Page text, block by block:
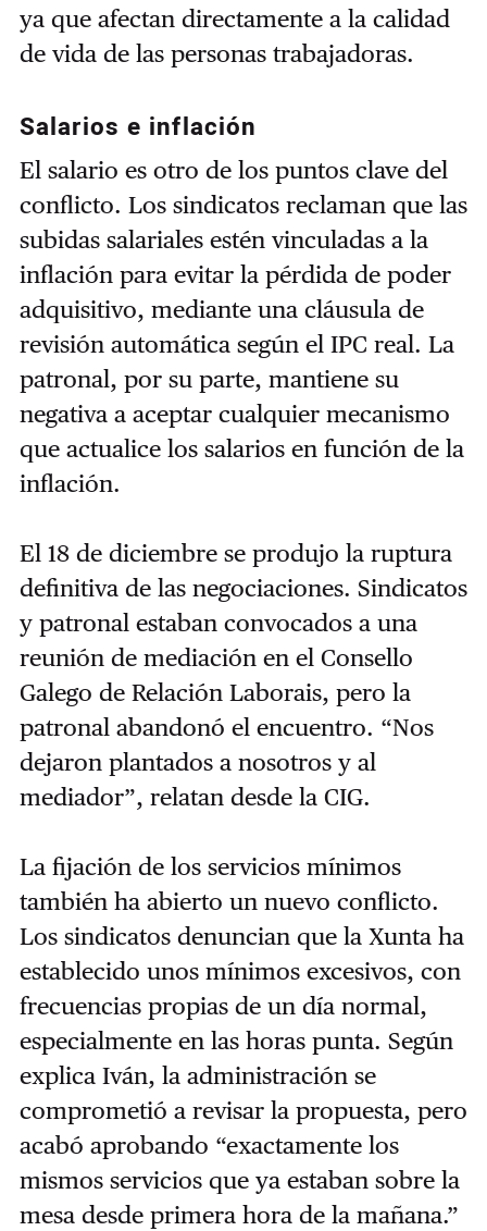
ya que afectan directamente a la calidad
de vida de las personas trabajadoras.
Salarios e inflación
El salario es otro de los puntos clave del
conflicto. Los sindicatos reclaman que las
subidas salariales estén vinculadas a la
inflación para evitar la pérdida de poder
adquisitivo, mediante una cláusula de
revisión automática según el IPC real. La
patronal, por su parte, mantiene su
negativa a aceptar cualquier mecanismo
que actualice los salarios en función de la
inflación.
El 18 de diciembre se produjo la ruptura
definitiva de las negociaciones. Sindicatos
y patronal estaban convocados a una
reunión de mediación en el Consello
Galego de Relación Laborais, pero la
patronal abandonó el encuentro. “Nos
dejaron plantados a nosotros y al
mediador”, relatan desde la CIG.
La fijación de los servicios mínimos
también ha abierto un nuevo conflicto.
Los sindicatos denuncian que la Xunta ha
establecido unos mínimos excesivos, con
frecuencias propias de un día normal,
especialmente en las horas punta. Según
explica Iván, la administración se
comprometió a revisar la propuesta, pero
acabó aprobando “exactamente los
mismos servicios que ya estaban sobre la
mesa desde primera hora de la mañana.”